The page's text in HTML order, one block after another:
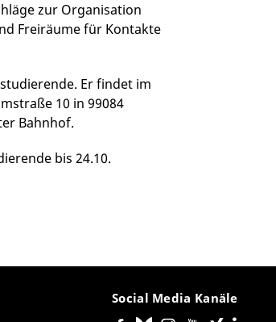
zur Organisation
Freiräume für Kontakte
Er findet im
10 in 99084
Bahnhof.
bis 24.10.
Social Media Kanäle